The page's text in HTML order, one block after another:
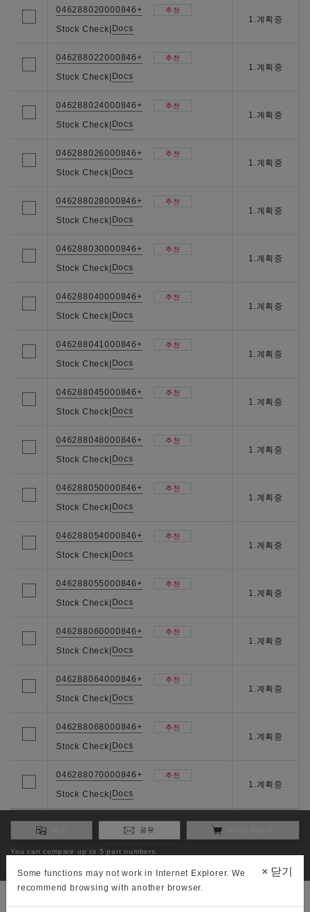
Some functions may not work in Internet Explorer. We
recommend browsing with another browser.
× 닫기
046288020000846+ 추천
Stock Check| Docs
1.계획중
046288022000846+ 추천
Stock Check| Docs
1.계획중
046288024000846+ 추천
Stock Check| Docs
1.계획중
046288026000846+ 추천
Stock Check| Docs
1.계획중
046288028000846+ 추천
Stock Check| Docs
1.계획중
046288030000846+ 추천
Stock Check| Docs
1.계획중
046288040000846+ 추천
Stock Check| Docs
1.계획중
046288041000846+ 추천
Stock Check| Docs
1.계획중
046288045000846+ 추천
Stock Check| Docs
1.계획중
046288048000846+ 추천
Stock Check| Docs
1.계획중
046288050000846+ 추천
Stock Check| Docs
1.계획중
046288054000846+ 추천
Stock Check| Docs
1.계획중
046288055000846+ 추천
Stock Check| Docs
1.계획중
046288060000846+ 추천
Stock Check| Docs
1.계획중
046288064000846+ 추천
Stock Check| Docs
1.계획중
046288068000846+ 추천
Stock Check| Docs
1.계획중
046288070000846+ 추천
Stock Check| Docs
1.계획중
공유
You can compare up to 5 part numbers.